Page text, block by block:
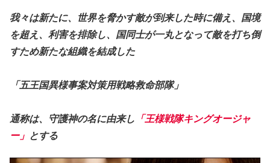
我々は新たに、世界を脅かす敵が到来した時に備え、国境
を超え、利害を排除し、国同士が一丸となって敵を打ち倒
すため新たな組織を結成した
「五王国異様事案対策用戦略救命部隊」
通称は、守護神の名に由来し 「王様戦隊キングオージャ
ー」 とする